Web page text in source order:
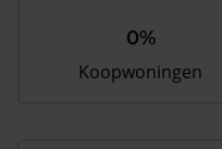
0%
Koopwoningen